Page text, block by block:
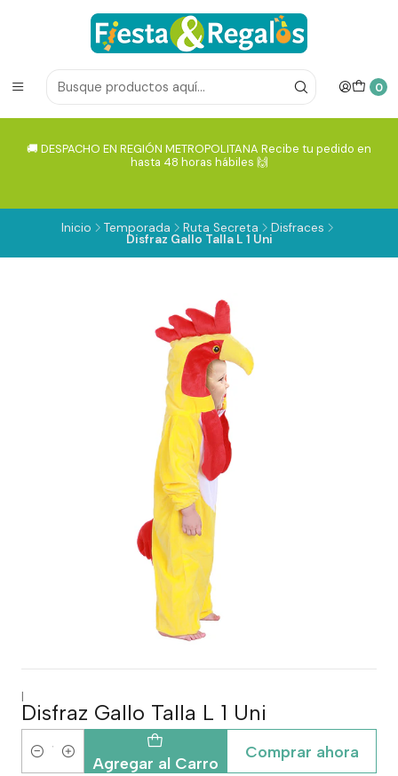
0
🚚 DESPACHO EN REGIÓN METROPOLITANA Recibe tu pedido en
hasta 48 horas hábiles 🙌
Inicio Temporada Ruta Secreta Disfraces
Disfraz Gallo Talla L 1 Uni
|
Disfraz Gallo Talla L 1 Uni
Cantidad Agregar al Carro
Comprar ahora